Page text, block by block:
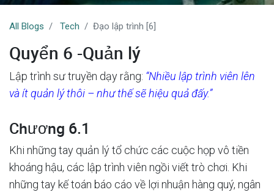
All Blogs Tech Đạo lập trình [6]
Quyển 6 -Quản lý
Lập trình sư truyền dạy rằng: “Nhiều lập trình viên lên
và ít quản lý thôi – như thế sẽ hiệu quả đấy.”
Chương 6.1
Khi những tay quản lý tổ chức các cuộc họp vô tiền
khoáng hậu, các lập trình viên ngồi viết trò chơi. Khi
những tay kế toán báo cáo về lợi nhuận hàng quý, ngân